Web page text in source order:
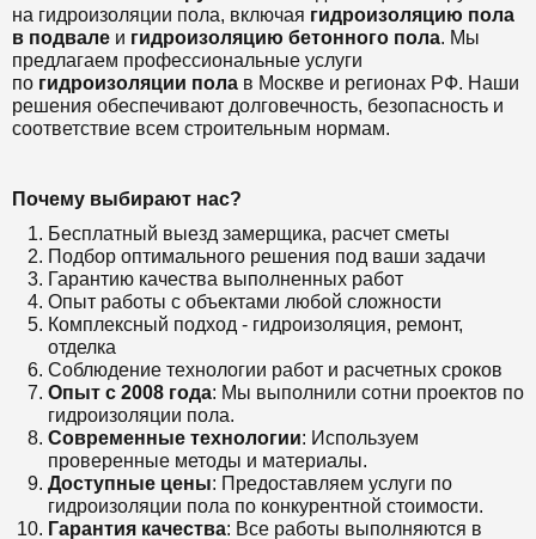
на гидроизоляции пола, включая гидроизоляцию пола
в подвале и гидроизоляцию бетонного пола. Мы
предлагаем профессиональные услуги
по гидроизоляции пола в Москве и регионах РФ. Наши
решения обеспечивают долговечность, безопасность и
соответствие всем строительным нормам.
Почему выбирают нас?
Бесплатный выезд замерщика, расчет сметы
Подбор оптимального решения под ваши задачи
Гарантию качества выполненных работ
Опыт работы с объектами любой сложности
Комплексный подход - гидроизоляция, ремонт,
отделка
Соблюдение технологии работ и расчетных сроков
Опыт с 2008 года: Мы выполнили сотни проектов по
гидроизоляции пола.
Современные технологии: Используем
проверенные методы и материалы.
Доступные цены: Предоставляем услуги по
гидроизоляции пола по конкурентной стоимости.
Гарантия качества: Все работы выполняются в